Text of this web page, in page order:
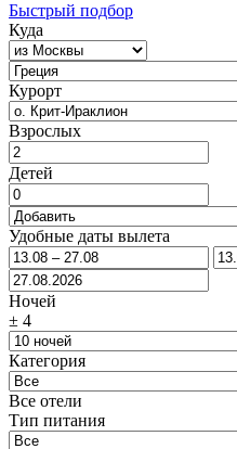
Быстрый подбор
Куда
Курорт
Взрослых
Детей
Удобные даты вылета
Ночей
± 4
Категория
Все отели
Тип питания